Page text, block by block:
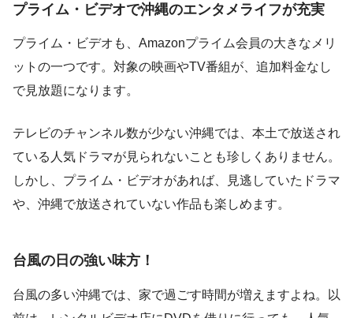
プライム・ビデオで沖縄のエンタメライフが充実
プライム・ビデオも、Amazonプライム会員の大きなメリ
ットの一つです。対象の映画やTV番組が、追加料金なし
で見放題になります。
テレビのチャンネル数が少ない沖縄では、本土で放送され
ている人気ドラマが見られないことも珍しくありません。
しかし、プライム・ビデオがあれば、見逃していたドラマ
や、沖縄で放送されていない作品も楽しめます。
台風の日の強い味方！
台風の多い沖縄では、家で過ごす時間が増えますよね。以